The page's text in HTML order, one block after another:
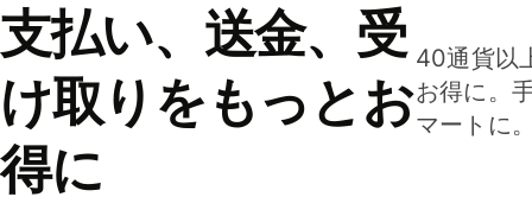
支払い、送金、受
け取りをもっとお
得に
40通貨以
お得に。
マートに